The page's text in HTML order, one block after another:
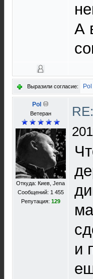
А
Выразили согласие: Pol
Pol
Ветеран
Откуда: Киев, Jena
Сообщений: 1 455
Репутация: 129
и